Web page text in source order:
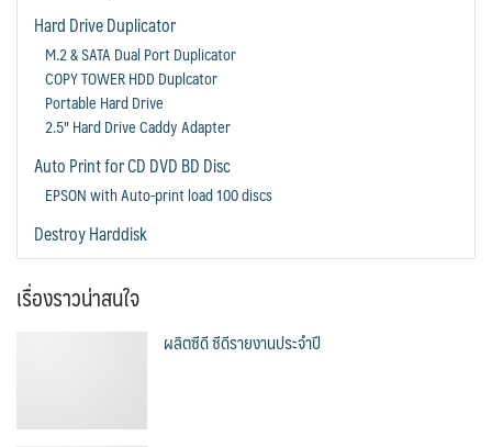
Hard Drive Duplicator
M.2 & SATA Dual Port Duplicator
COPY TOWER HDD Duplcator
Portable Hard Drive
2.5" Hard Drive Caddy Adapter
Auto Print for CD DVD BD Disc
EPSON with Auto-print load 100 discs
Destroy Harddisk
เรื่องราวน่าสนใจ
ผลิตซีดี ซีดีรายงานประจำปี